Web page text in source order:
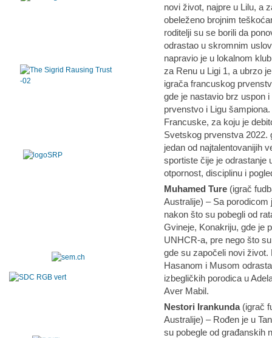
novi život, najpre u Lilu, a
obeleženo brojnim
roditelji su se borili da
odrastao u skromnim
napravio je u lokalnom
za Renu u Ligi 1, a ubrzo
igrača francuskog
gde je nastavio brz uspon
prvenstvo i Ligu
Francuske, za koju je
Svetskog prvenstva 2022.
jedan od najtalentovanijih
sportiste čije je odrastanje
otpornost, disciplinu i
Muhamed Ture (igrač
Australije) – Sa
nakon što su pobegli od
Gvineje, Konakriju, gde je
UNHCR-a, pre nego što
gde su započeli novi
Hasanom i Musom
izbegličkih porodica u
Aver Mabil.
Nestori Irankunda(igrač
Australije) – Rođen je u
su pobegle od građanskih